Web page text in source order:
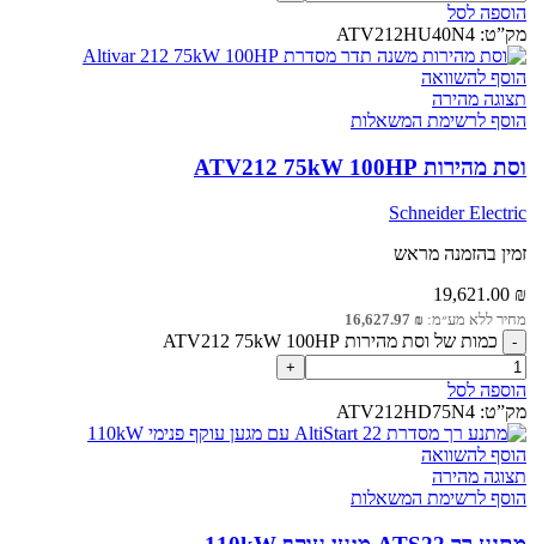
הוספה לסל
מק”ט: ATV212HU40N4
הוסף להשוואה
תצוגה מהירה
הוסף לרשימת המשאלות
וסת מהירות ATV212 75kW 100HP
Schneider Electric
זמין בהזמנה מראש
19,621.00 ₪
מחיר ללא מע״מ: 16,627.97 ₪
כמות של וסת מהירות ATV212 75kW 100HP
הוספה לסל
מק”ט: ATV212HD75N4
הוסף להשוואה
תצוגה מהירה
הוסף לרשימת המשאלות